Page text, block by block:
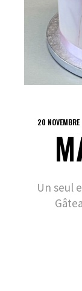
20
Un seul